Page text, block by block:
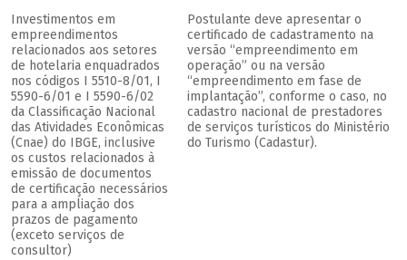
Investimentos em
empreendimentos
relacionados aos setores
de hotelaria enquadrados
nos códigos I 5510-8/01, I
5590-6/01 e I 5590-6/02
da Classificação Nacional
das Atividades Econômicas
(Cnae) do IBGE, inclusive
os custos relacionados à
emissão de documentos
de certificação necessários
para a ampliação dos
prazos de pagamento
(exceto serviços de
consultor)
Postulante deve apresentar o
certificado de cadastramento na
versão “empreendimento em
operação” ou na versão
“empreendimento em fase de
implantação”, conforme o caso, no
cadastro nacional de prestadores
de serviços turísticos do Ministério
do Turismo (Cadastur).